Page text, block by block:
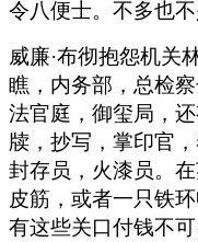
令八便士。不多也不
威廉·布彻抱怨机关
瞧，内务部，总检
法官庭，御玺局，
牍，抄写，掌印官
封存员，火漆员。
皮筋，或者一只铁
有这些关口付钱不